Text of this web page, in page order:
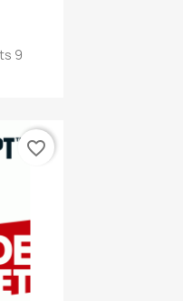
9
favorite_border